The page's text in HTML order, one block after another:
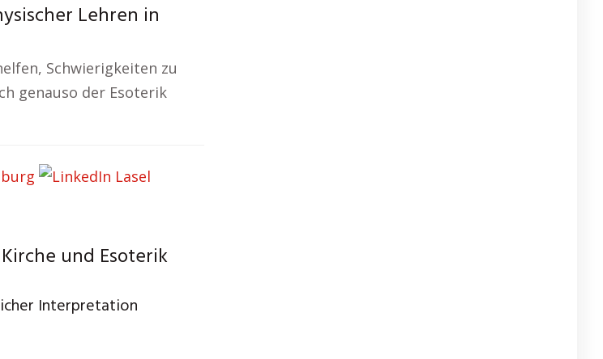
Lehren in
Schwierigkeiten zu
genauso der Esoterik
und Esoterik
Interpretation